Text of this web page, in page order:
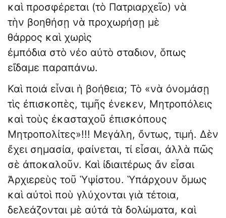
καὶ προσφέρεται (τὸ Πατριαρχεῖο) νὰ
τὴν βοηθήσῃ νὰ προχωρήσῃ μὲ
θάρρος καὶ χωρὶς
ἐμπόδια στὸ νέο αὐτὸ σταδιον, ὅπως
εἴδαμε παραπάνω.
Καὶ ποιά εἶναι ἡ βοήθεια; Τὸ «νὰ ὀνομάσῃ
τὶς ἐπισκοπὲς, τιμῆς ἐνεκεν, Μητροπόλεις
καὶ τοὺς ἐκασταχοῦ ἐπισκόπους
Μητροπολίτες»!!! Μεγάλη, ὄντως, τιμή. Δὲν
ἔχει σημασία, φαίνεται, τί εἶσαι, ἀλλὰ πῶς
σὲ ἀποκαλοῦν. Καὶ ἰδιαιτέρως ἄν εἶσαι
Ἀρχιερεὺς τοῦ Ὑψίστου. Ὑπάρχουν ὅμως
καὶ αὐτοὶ ποὺ γλύχονται γιὰ τέτοια,
δελεάζονται μὲ αὐτά τὰ δολώματα, καὶ